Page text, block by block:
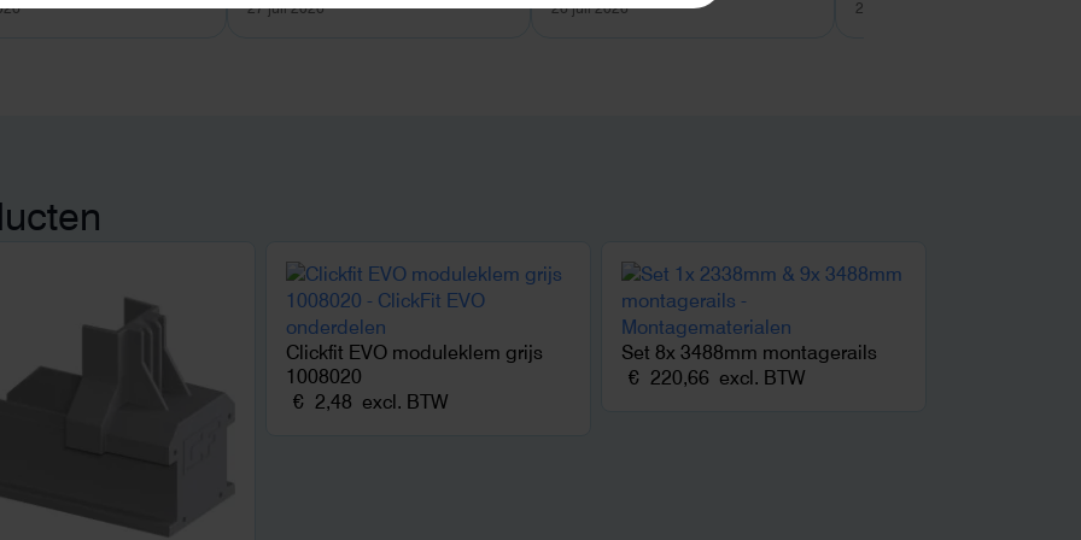
27 juli 2026 26 juli 2026 26 juli 2026
Clickfit EVO moduleklem grijs
1008020
€ 2,48 excl. BTW
Set 8x 3488mm montagerails
€ 220,66 excl. BTW